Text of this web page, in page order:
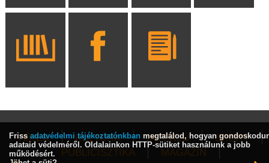
HÍREK KULTÚRA INTERJÚ
SPORT
PUBLICISZTIKA
MAGAZIN
Friss adatvédelmi tájékoztatónkban megtalálod, hogyan
adataid védelméről. Oldalainkon HTTP-sütiket használunk a jobb
működésért.